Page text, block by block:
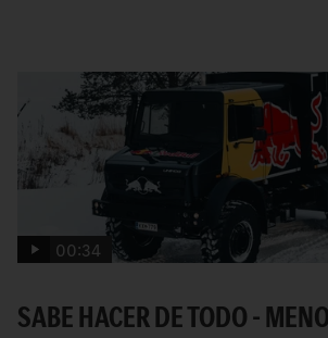
00:34
SABE HACER DE TODO -